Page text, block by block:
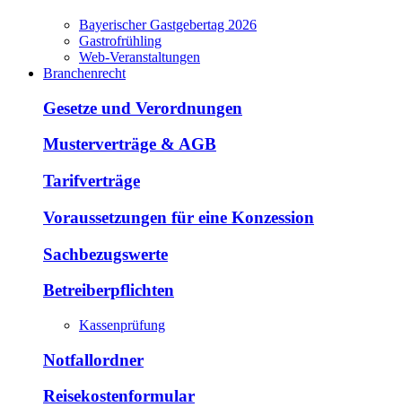
Bayerischer Gastgebertag 2026
Gastrofrühling
Web-Veranstaltungen
Branchenrecht
Gesetze und Verordnungen
Musterverträge & AGB
Tarifverträge
Voraussetzungen für eine Konzession
Sachbezugswerte
Betreiberpflichten
Kassenprüfung
Notfallordner
Reisekostenformular